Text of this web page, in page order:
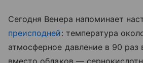
Сегодня Венера напоминает
преисподней: температура
атмосферное давление в 90 раз
вместо облаков —